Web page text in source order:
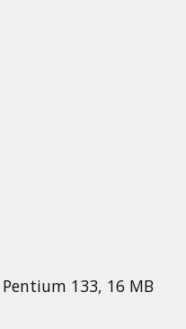
Pentium 133, 16 MB